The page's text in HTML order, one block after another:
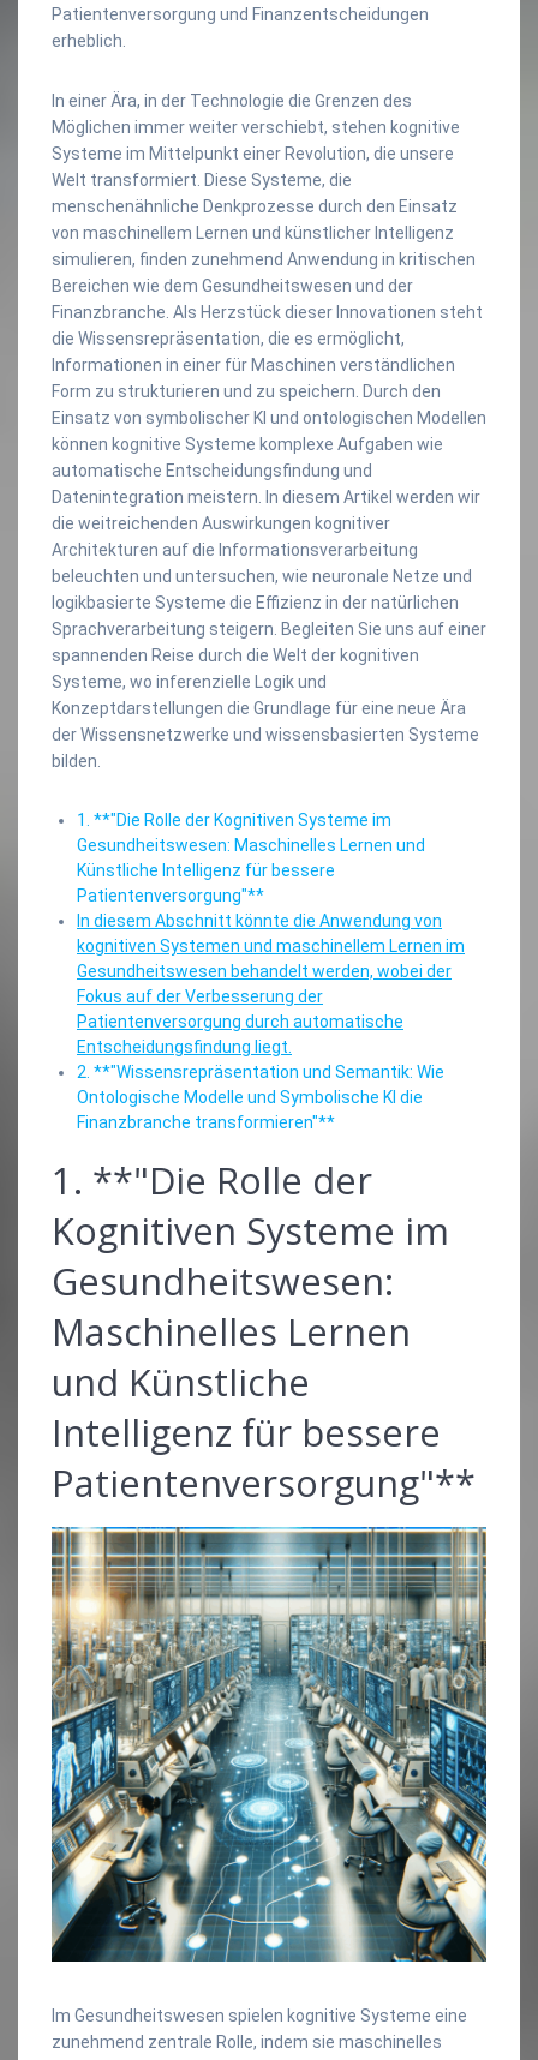
Patientenversorgung und Finanzentscheidungen
erheblich.
In einer Ära, in der Technologie die Grenzen des
Möglichen immer weiter verschiebt, stehen kognitive
Systeme im Mittelpunkt einer Revolution, die unsere
Welt transformiert. Diese Systeme, die
menschenähnliche Denkprozesse durch den Einsatz
von maschinellem Lernen und künstlicher Intelligenz
simulieren, finden zunehmend Anwendung in kritischen
Bereichen wie dem Gesundheitswesen und der
Finanzbranche. Als Herzstück dieser Innovationen steht
die Wissensrepräsentation, die es ermöglicht,
Informationen in einer für Maschinen verständlichen
Form zu strukturieren und zu speichern. Durch den
Einsatz von symbolischer KI und ontologischen Modellen
können kognitive Systeme komplexe Aufgaben wie
automatische Entscheidungsfindung und
Datenintegration meistern. In diesem Artikel werden wir
die weitreichenden Auswirkungen kognitiver
Architekturen auf die Informationsverarbeitung
beleuchten und untersuchen, wie neuronale Netze und
logikbasierte Systeme die Effizienz in der natürlichen
Sprachverarbeitung steigern. Begleiten Sie uns auf einer
spannenden Reise durch die Welt der kognitiven
Systeme, wo inferenzielle Logik und
Konzeptdarstellungen die Grundlage für eine neue Ära
der Wissensnetzwerke und wissensbasierten Systeme
bilden.
1. **"Die Rolle der Kognitiven Systeme im
Gesundheitswesen: Maschinelles Lernen und
Künstliche Intelligenz für bessere
Patientenversorgung"**
In diesem Abschnitt könnte die Anwendung von
kognitiven Systemen und maschinellem Lernen im
Gesundheitswesen behandelt werden, wobei der
Fokus auf der Verbesserung der
Patientenversorgung durch automatische
Entscheidungsfindung liegt.
2. **"Wissensrepräsentation und Semantik: Wie
Ontologische Modelle und Symbolische KI die
Finanzbranche transformieren"**
1. **"Die Rolle der
Kognitiven Systeme im
Gesundheitswesen:
Maschinelles Lernen
und Künstliche
Intelligenz für bessere
Patientenversorgung"**
Im Gesundheitswesen spielen kognitive Systeme eine
zunehmend zentrale Rolle, indem sie maschinelles